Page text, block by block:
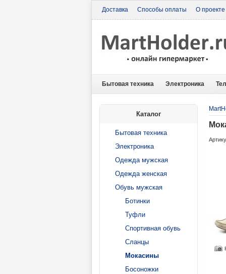
Доставка Способы оплаты О проекте
Бытовая техника Электроника
Каталог
Бытовая техника
Электроника
Одежда мужская
Одежда женская
Обувь мужская
Ботинки
Туфли
Спортивная обувь
Сланцы
Мокасины
Босоножки